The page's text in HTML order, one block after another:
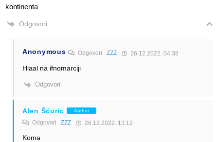
kontinenta
Odgovori
Anonymous OdgovoriZZZ 26.12.2022. 04:38
Hlaal na ifnomarciji
Odgovori
Alen Šćuric Author
Odgovori ZZZ 26.12.2022. 13:12
Koma